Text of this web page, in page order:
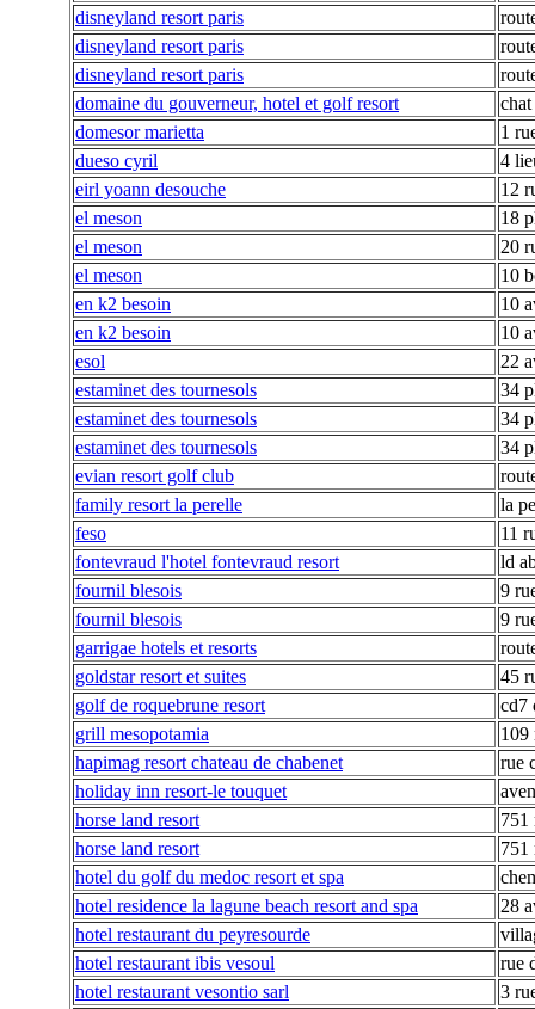
disneyland resort paris
disneyland resort paris
disneyland resort paris
domaine du gouverneur, hotel et golf resort
domesor marietta
1
dueso cyril
4
eirl yoann desouche
12
el meson
18
el meson
20
el meson
10
en k2 besoin
10
en k2 besoin
10
esol
22
estaminet des tournesols
34
estaminet des tournesols
34
estaminet des tournesols
34
evian resort golf club
family resort la perelle
la
feso
11
fontevraud l'hotel fontevraud resort
ld
fournil blesois
9
fournil blesois
9
garrigae hotels et resorts
goldstar resort et suites
45
golf de roquebrune resort
cd7
grill mesopotamia
109
hapimag resort chateau de chabenet
rue
holiday inn resort-le touquet
horse land resort
751
horse land resort
751
hotel du golf du medoc resort et spa
hotel residence la lagune beach resort and spa
28
hotel restaurant du peyresourde
hotel restaurant ibis vesoul
rue
hotel restaurant vesontio sarl
3